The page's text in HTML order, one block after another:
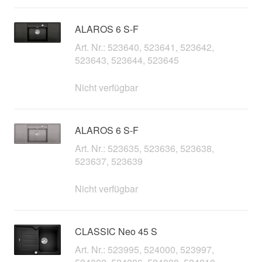
ALAROS 6 S-F
Art. Nr.: 523640, 523641, 523642,
523643, 523644, 523645
Nicht verfügbar
ALAROS 6 S-F
Art. Nr.: 523635, 523636, 523638,
523637, 523639
Nicht verfügbar
CLASSIC Neo 45 S
Art. Nr.: 523995, 524000, 523997,